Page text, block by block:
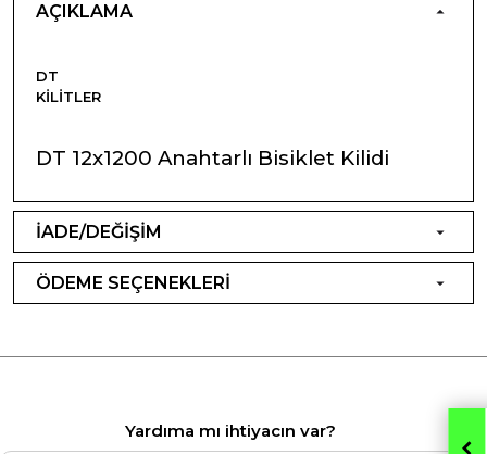
AÇIKLAMA
DT
KILITLER
DT 12x1200 Anahtarlı Bisiklet Kilidi
İADE/DEĞİŞİM
ÖDEME SEÇENEKLERİ
Yardıma mı ihtiyacın var?